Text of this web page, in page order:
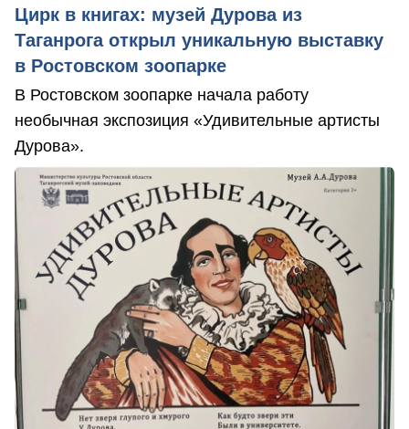
Цирк в книгах: музей Дурова из
Таганрога открыл уникальную выставку
в Ростовском зоопарке
В Ростовском зоопарке начала работу
необычная экспозиция «Удивительные артисты
Дурова».